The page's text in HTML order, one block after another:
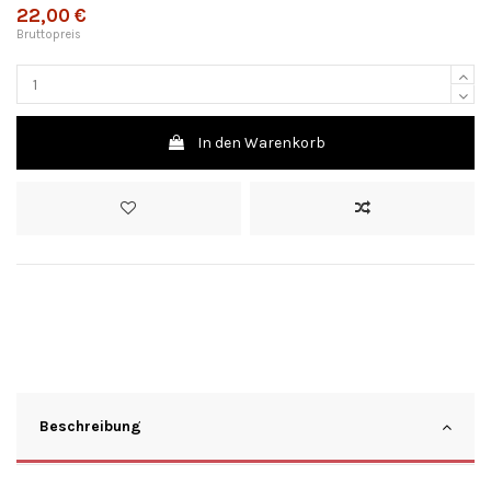
22,00 €
Bruttopreis
In den Warenkorb
Beschreibung